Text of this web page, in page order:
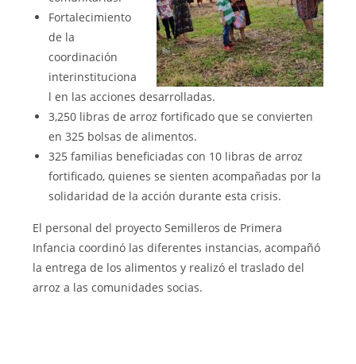
Fortalecimiento
de la
coordinación
interinstituciona
l en las acciones desarrolladas.
3,250 libras de arroz fortificado que se convierten
en 325 bolsas de alimentos.
325 familias beneficiadas con 10 libras de arroz
fortificado, quienes se sienten acompañadas por la
solidaridad de la acción durante esta crisis.
El personal del proyecto Semilleros de Primera
Infancia coordinó las diferentes instancias, acompañó
la entrega de los alimentos y realizó el traslado del
arroz a las comunidades socias.